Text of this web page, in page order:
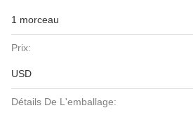
1 morceau
Prix:
USD
Détails De L'emballage: